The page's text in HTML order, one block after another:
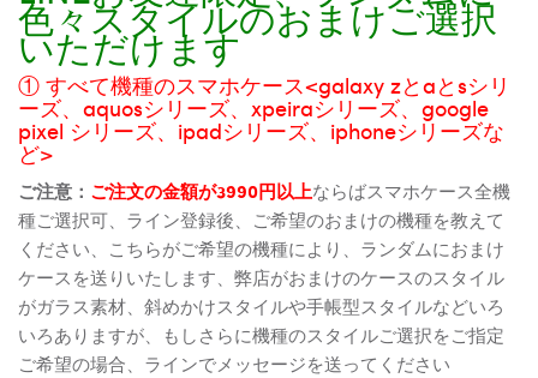
色々スタイルのおまけご選択
いただけます
① すべて機種のスマホケース<galaxy zとaとsシリ
ーズ、aquosシリーズ、xpeiraシリーズ、google
pixel シリーズ、ipadシリーズ、iphoneシリーズな
ど>
ご注意： ご注文の金額が3990円以上ならばスマホケース全機
種ご選択可、ライン登録後、ご希望のおまけの機種を教えて
ください、こちらがご希望の機種により、ランダムにおまけ
ケースを送りいたします、弊店がおまけのケースのスタイル
がガラス素材、斜めかけスタイルや手帳型スタイルなどいろ
いろありますが、もしさらに機種のスタイルご選択をご指定
ご希望の場合、ラインでメッセージを送ってください